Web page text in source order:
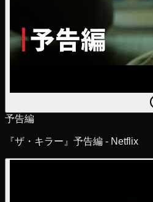
予告編
『ザ・キラー』予告編 - Netflix